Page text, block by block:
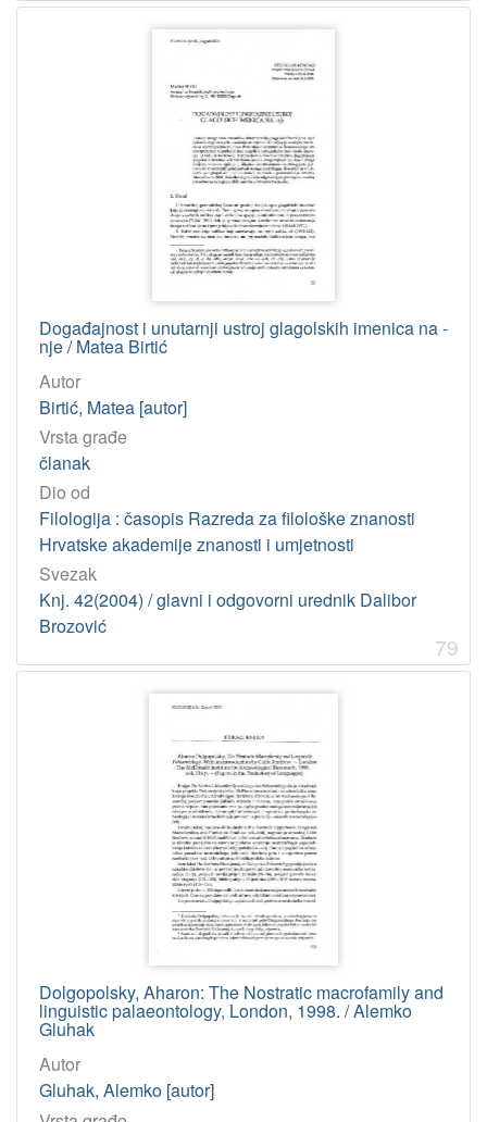
Događajnost i unutarnji ustroj glagolskih imenica na -
nje / Matea Birtić
Autor
Birtić, Matea [autor]
Vrsta građe
članak
Dio od
Filologija : časopis Razreda za filološke znanosti
Hrvatske akademije znanosti i umjetnosti
Svezak
Knj. 42(2004) / glavni i odgovorni urednik Dalibor
Brozović
79
Dolgopolsky, Aharon: The Nostratic macrofamily and
linguistic palaeontology, London, 1998. / Alemko
Gluhak
Autor
Gluhak, Alemko [autor]